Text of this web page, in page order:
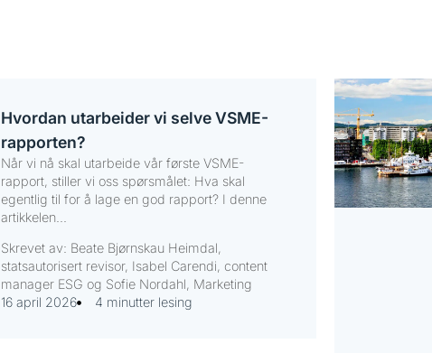
Hvordan utarbeider vi selve VSME-
rapporten?
Når vi nå skal utarbeide vår første VSME-
rapport, stiller vi oss spørsmålet: Hva skal
egentlig til for å lage en god rapport? I denne
artikkelen...
Skrevet av: Beate Bjørnskau Heimdal,
statsautorisert revisor, Isabel Carendi, content
manager ESG og Sofie Nordahl, Marketing
16 april 2026
4 minutter lesing